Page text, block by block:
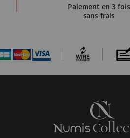
Paiement en 3 fois
sans frais